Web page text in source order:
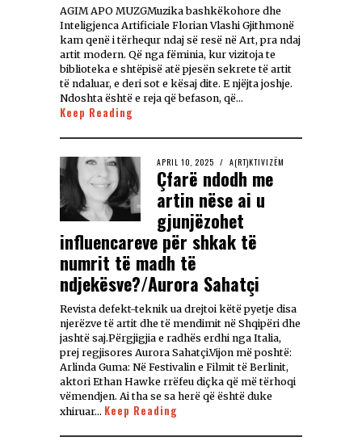
AGIM APO MUZGMuzika bashkëkohore dhe
Inteligjenca Artificiale Florian Vlashi Gjithmonë
kam qenë i tërhequr ndaj së resë në Art, pra ndaj
artit modern. Që nga fëminia, kur vizitoja te
biblioteka e shtëpisë atë pjesën sekrete të artit
të ndaluar, e deri sot e kësaj dite. E njëjta joshje.
Ndoshta është e reja që befason, që…
Keep Reading
APRIL 10, 2025 A(RT)KTIVIZËM
Çfarë ndodh me
artin nëse ai u
gjunjëzohet
influencareve për shkak të
numrit të madh të
ndjekësve?/Aurora Sahatçi
Revista defekt-teknik ua drejtoi këtë pyetje disa
njerëzve të artit dhe të mendimit në Shqipëri dhe
jashtë saj.Përgjigjia e radhës erdhi nga Italia,
prej regjisores Aurora Sahatçi.Vijon më poshtë:
Arlinda Guma: Në Festivalin e Filmit të Berlinit,
aktori Ethan Hawke rrëfeu diçka që më tërhoqi
vëmendjen. Ai tha se sa herë që është duke
xhiruar… Keep Reading